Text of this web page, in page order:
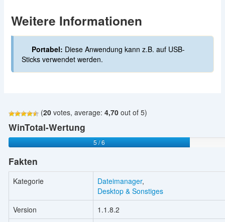
Weitere Informationen
Portabel: Diese Anwendung kann z.B. auf USB-
Sticks verwendet werden.
(20votes, average: 4,70out of 5)
WinTotal-Wertung
5 / 6
Fakten
Kategorie Dateimanager,
Desktop & Sonstiges
Version
1.1.8.2